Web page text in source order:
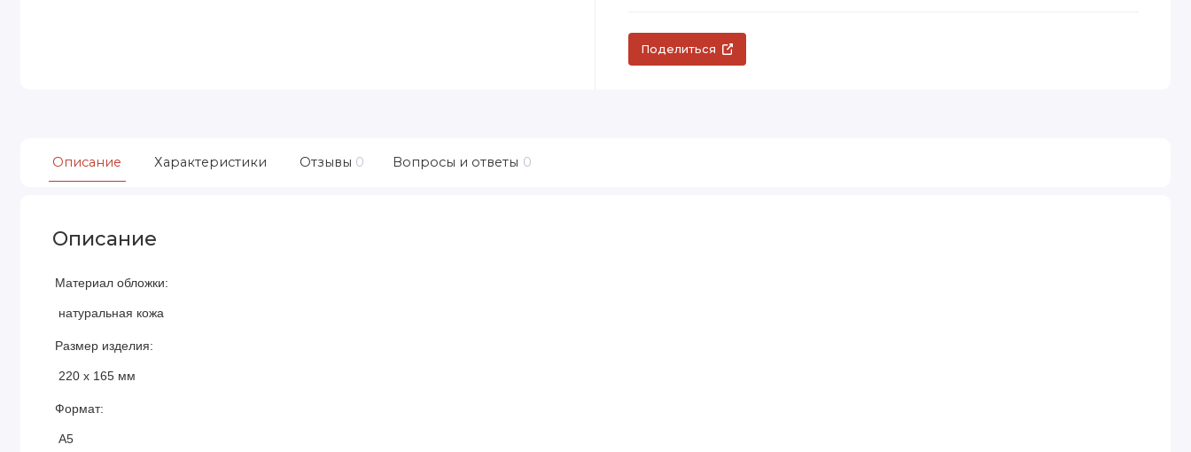
Поделиться
Описание Характеристики Отзывы 0 Вопросы и ответы 0
Описание
Материал обложки:
натуральная кожа
Размер изделия:
220 х 165 мм
Формат:
А5